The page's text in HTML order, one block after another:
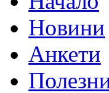
Новини
Анкети